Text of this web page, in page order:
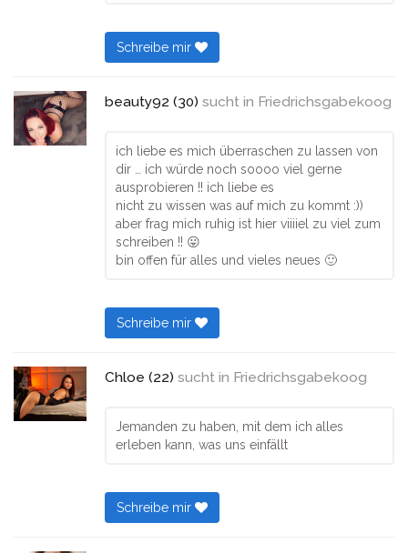
Schreibe mir
beauty92 (30) sucht in Friedrichsgabekoog
ich liebe es mich überraschen zu lassen von
dir … ich würde noch soooo viel gerne
ausprobieren !! ich liebe es
nicht zu wissen was auf mich zu kommt :))
aber frag mich ruhig ist hier viiiiel zu viel zum
schreiben !! 😛
bin offen für alles und vieles neues 🙂
Schreibe mir
Chloe (22) sucht in Friedrichsgabekoog
Jemanden zu haben, mit dem ich alles
erleben kann, was uns einfällt
Schreibe mir